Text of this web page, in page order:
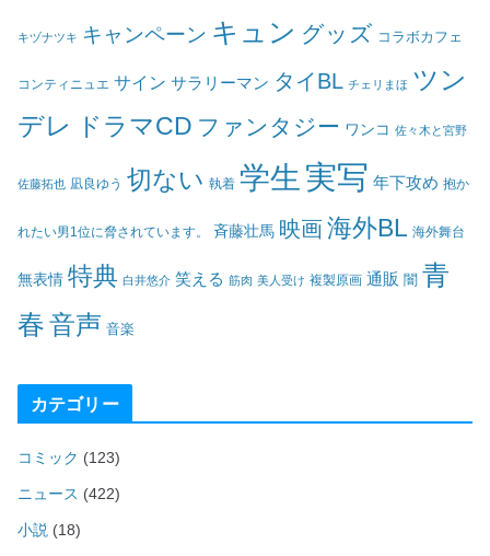
キヅナツキ キャンペーン キュン グッズ コラボカフェ
コンティニュエ サイン サラリーマン タイBL チェリまほ ツン
デレ
ドラマCD ファンタジー ワンコ 佐々木と宮野
佐藤拓也 凪良ゆう 切ない 執着 学生 実写 年下攻め 抱か
れたい男1位に脅されています。 斉藤壮馬 映画海外BL 海外舞台
無表情 特典 白井悠介 笑える 筋肉 美人受け 複製原画 通販 闇 青
春音声 音楽
カテゴリー
コミック (123)
ニュース (422)
小説 (18)